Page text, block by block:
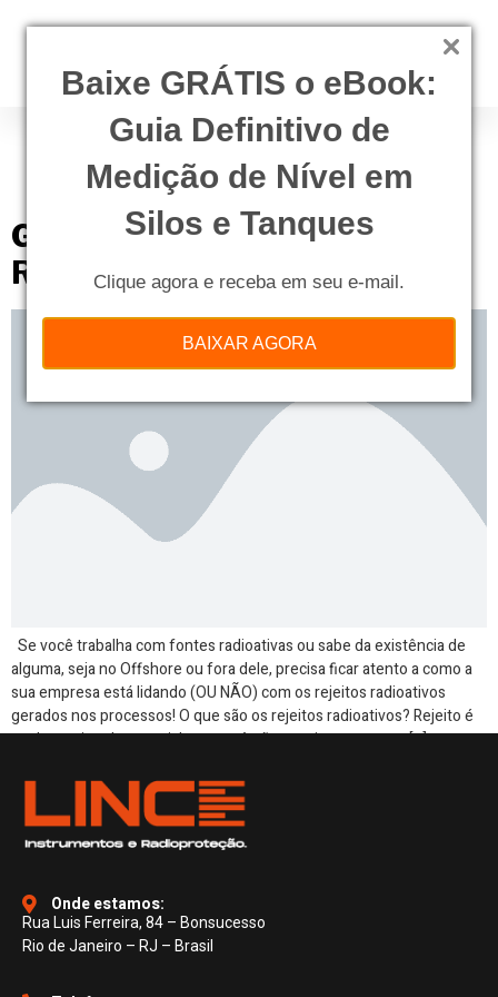
Baixe GRÁTIS o eBook:
Guia Definitivo de
Medição de Nível em
Silos e Tanques
Clique agora e receba em seu e-mail.
BAIXAR AGORA
Tag:gerenciamento de
rejeitos radioativos
Gerenciamento de Rejeitos
Radioativos no Offshore
Se você trabalha com fontes radioativas ou sabe da existência de
alguma, seja no Offshore ou fora dele, precisa ficar atento a como a
sua empresa está lidando (OU NÃO) com os rejeitos radioativos
gerados nos processos! O que são os rejeitos radioativos? Rejeito é
qualquer tipo de material que você não consiga encontrar […]
Onde estamos:
Rua Luis Ferreira, 84 – Bonsucesso
Rio de Janeiro – RJ – Brasil